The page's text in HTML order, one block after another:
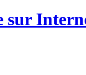
sur